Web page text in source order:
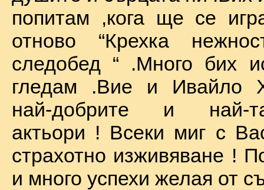
попитам ,кога ще се
отново “Крехка
следобед “ .Много бих
гледам .Вие и Ивайло
най-добрите и най-
актьори ! Всеки миг с
страхотно изживяване !
и много успехи желая от